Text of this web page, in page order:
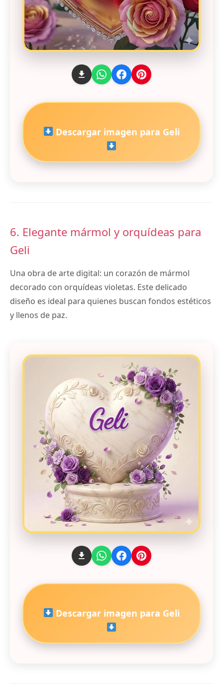
Descargar imagen para Geli
6. Elegante mármol y orquídeas para
Geli
Una obra de arte digital: un corazón de mármol
decorado con orquídeas violetas. Este delicado
diseño es ideal para quienes buscan fondos estéticos
y llenos de paz.
Descargar imagen para Geli